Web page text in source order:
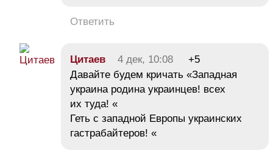
Ответить
Цитаев 4 дек, 10:08
+5
Давайте будем кричать «Западная
украина родина украинцев! всех
их туда! «
Геть с западной Европы украинских
гастрабайтеров! «